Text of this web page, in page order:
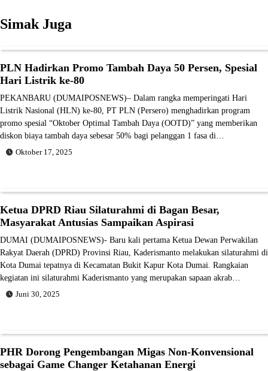
Simak Juga
PLN Hadirkan Promo Tambah Daya 50 Persen, Spesial
Hari Listrik ke-80
PEKANBARU (DUMAIPOSNEWS)– Dalam rangka memperingati Hari
Listrik Nasional (HLN) ke-80, PT PLN (Persero) menghadirkan program
promo spesial “Oktober Optimal Tambah Daya (OOTD)” yang memberikan
diskon biaya tambah daya sebesar 50% bagi pelanggan 1 fasa di…
Oktober 17, 2025
Ketua DPRD Riau Silaturahmi di Bagan Besar,
Masyarakat Antusias Sampaikan Aspirasi
DUMAI (DUMAIPOSNEWS)- Baru kali pertama Ketua Dewan Perwakilan
Rakyat Daerah (DPRD) Provinsi Riau, Kaderismanto melakukan silaturahmi di
Kota Dumai tepatnya di Kecamatan Bukit Kapur Kota Dumai. Rangkaian
kegiatan ini silaturahmi Kaderismanto yang merupakan sapaan akrab…
Juni 30, 2025
PHR Dorong Pengembangan Migas Non-Konvensional
sebagai Game Changer Ketahanan Energi